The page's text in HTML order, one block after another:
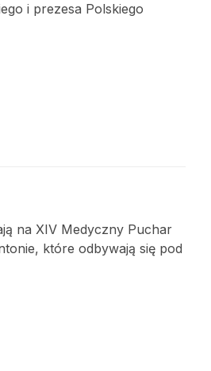
i prezesa Polskiego
na XIV Medyczny Puchar
które odbywają się pod